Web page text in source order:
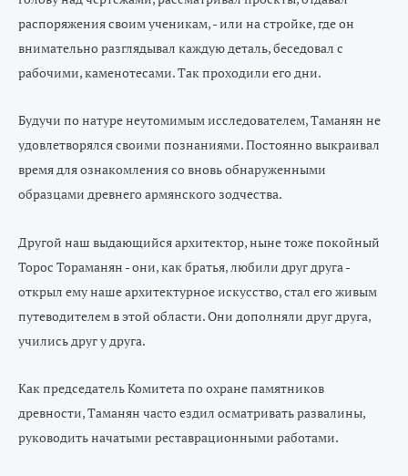
распоряжения своим ученикам, - или на стройке, где он
внимательно разглядывал каждую деталь, беседовал с
рабочими, каменотесами. Так проходили его дни.
Будучи по натуре неутомимым исследователем, Таманян не
удовлетворялся своими познаниями. Постоянно выкраивал
время для ознакомления со вновь обнаруженными
образцами древнего армянского зодчества.
Другой наш выдающийся архитектор, ныне тоже покойный
Торос Тораманян - они, как братья, любили друг друга -
открыл ему наше архитектурное искусство, стал его живым
путеводителем в этой области. Они дополняли друг друга,
учились друг у друга.
Как председатель Комитета по охране памятников
древности, Таманян часто ездил осматривать развалины,
руководить начатыми реставрационными работами.